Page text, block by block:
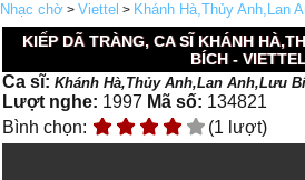
Nhạc chờ > Viettel > Khánh Hà,Thủy Anh,Lan
KIẾP DÃ TRÀNG, CA SĨ KHÁNH
BÍCH -
Ca sĩ:Khánh Hà,Thủy Anh,Lan Anh,Lưu
Lượt nghe: 1997 Mã số: 134821
Bình chọn:
(1 lượt)